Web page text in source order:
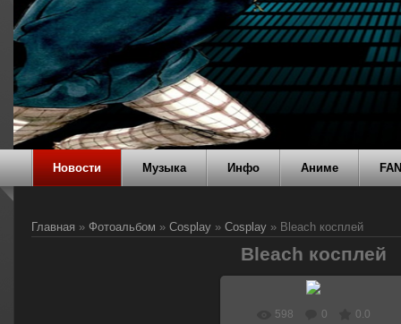
Новости Музыка Инфо Аниме
Главная » Фотоальбом » Cosplay » Cosplay » Bleach косплей
Bleach косплей
В реальном размере
598 0 0.0